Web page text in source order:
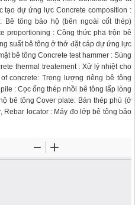
tạo dự ứng lực Concrete composition :
Bê tông bảo hộ (bên ngoài cốt thép)
proportioning : Công thức pha trộn bê
suất bê tông ở thớ đặt cáp dự ứng lực
bê tông Concrete test hammer : Súng
thermal treatement : Xử lý nhiệt cho
concrete: Trọng lượng riêng bê tông
: Cọc ống thép nhồi bê tông lấp lòng
bê tông Cover plate: Bản thép phủ (ở
Rebar locator : Máy đo lớp bê tông bảo